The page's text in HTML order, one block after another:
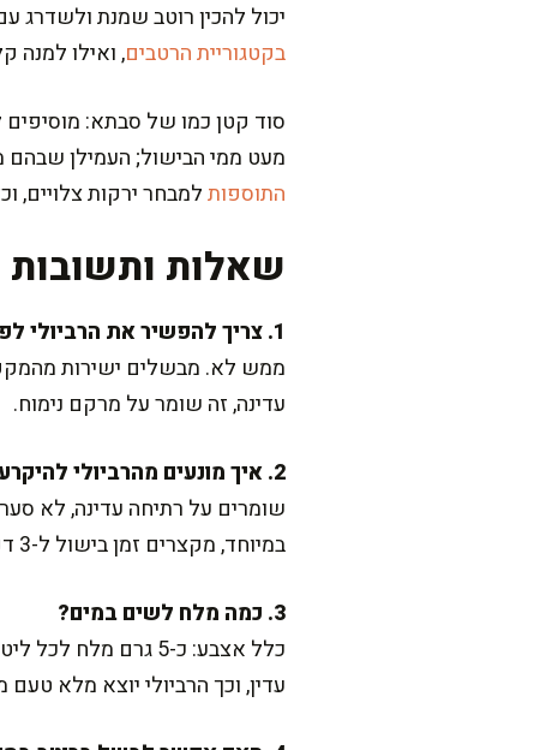
יכול להכין רוטב שמנת ולשדרג
בקטגוריית הרטבים, ואילו למנה
סוד קטן כמו של סבתא: מוסיפים
מעט ממי הבישול; העמילן שבהם
התוספותלמבחר ירקות צלויים,
שאלות ותשובות
1. צריך להפשיר את הרביולי לפני הבישול?
ממש לא. מבשלים ישירות
עדינה, זה שומר על מרקם נימוח.
2. איך מונעים מהרביולי להיקרע או להיפתח?
שומרים על רתיחה עדינה, לא
במיוחד, מקצרים זמן בישול ל-3 דקות ובודקים טעימה.
3. כמה מלח לשים במים?
עדין, וכך הרביולי יוצא מלא טעם